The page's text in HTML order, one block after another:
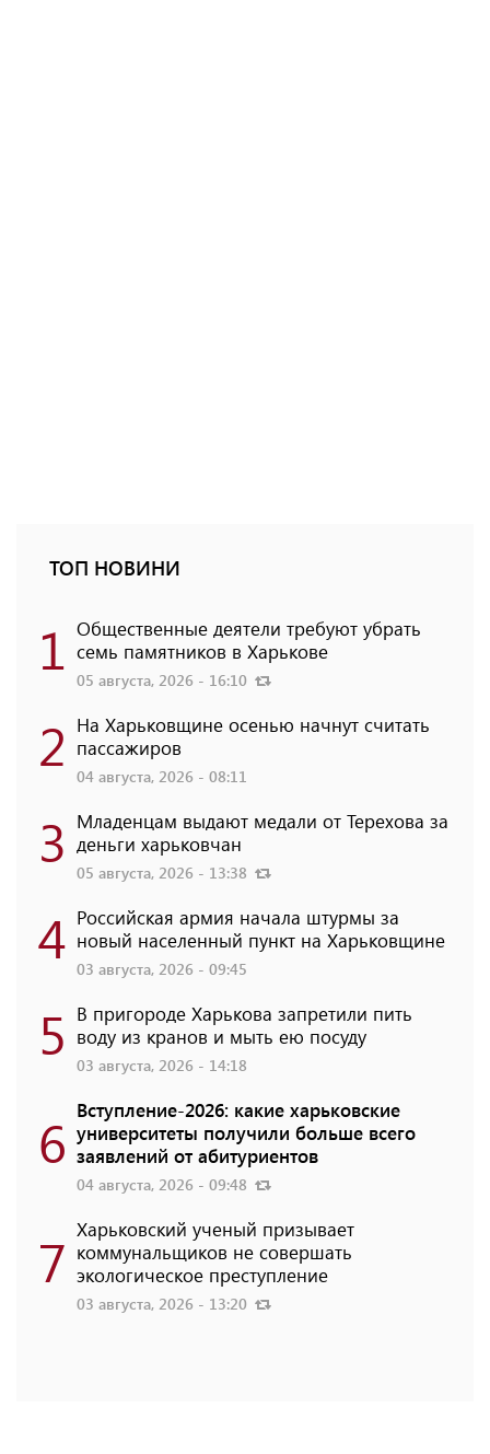
ТОП НОВИНИ
1 Общественные деятели требуют убрать
семь памятников в Харькове
05 августа, 2026 - 16:10
2 На Харьковщине осенью начнут считать
пассажиров
04 августа, 2026 - 08:11
3 Младенцам выдают медали от Терехова за
деньги харьковчан
05 августа, 2026 - 13:38
4 Российская армия начала штурмы за
новый населенный пункт на Харьковщине
03 августа, 2026 - 09:45
5 В пригороде Харькова запретили пить
воду из кранов и мыть ею посуду
03 августа, 2026 - 14:18
6 Вступление-2026: какие харьковские
университеты получили больше всего
заявлений от абитуриентов
04 августа, 2026 - 09:48
7 Харьковский ученый призывает
коммунальщиков не совершать
экологическое преступление
03 августа, 2026 - 13:20